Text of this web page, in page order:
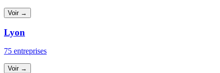
Voir →
Lyon
75 entreprises
Voir →